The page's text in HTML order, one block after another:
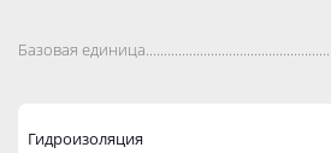
Базовая
Гидроизоляция